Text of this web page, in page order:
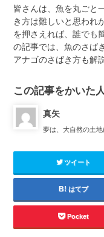
皆さんは、魚を丸ごと
き方は難しいと思われ
を押さえれば、誰でも
の記事では、魚のさば
アナゴのさばき方も解
この記事をかいた人
真矢
夢は、大自然の土地
ツイート
はてブ
Pocket